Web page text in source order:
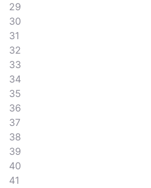
29
30
31
32
33
34
35
36
37
38
39
40
41